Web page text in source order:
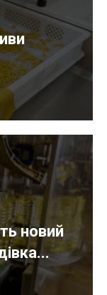
новий